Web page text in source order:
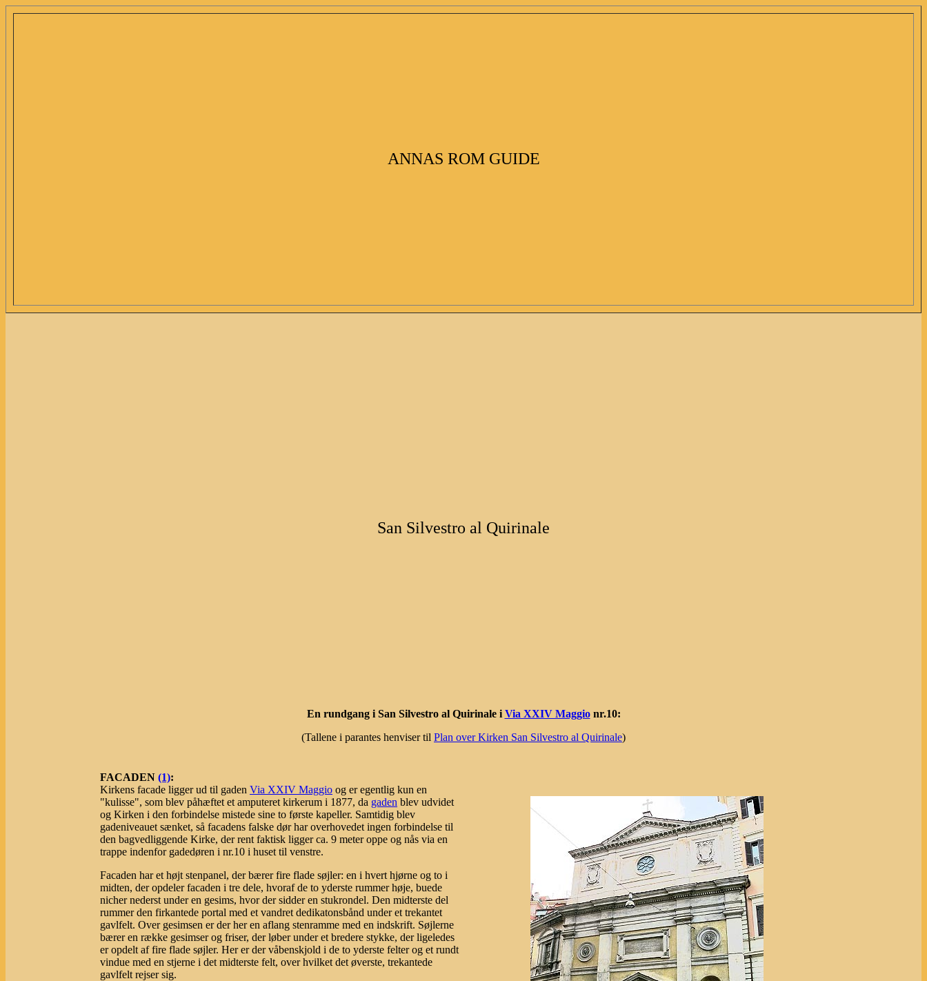
ANNAS ROM GUIDE
San Silvestro al Quirinale
En rundgang i San Silvestro al Quirinale i Via XXIV Maggionr.10:
(Tallene i parantes henviser til Plan over Kirken San Silvestro al Quirinale)
FACADEN (1):
Kirkens facade ligger ud til gaden Via XXIV Maggio og er egentlig kun en
"kulisse", som blev påhæftet et amputeret kirkerum i 1877, da gaden blev udvidet
og Kirken i den forbindelse mistede sine to første kapeller. Samtidig blev
gadeniveauet sænket, så facadens falske dør har overhovedet ingen forbindelse til
den bagvedliggende Kirke, der rent faktisk ligger ca. 9 meter oppe og nås via en
trappe indenfor gadedøren i nr.10 i huset til venstre.
Facaden har et højt stenpanel, der bærer fire flade søjler: en i hvert hjørne og to i
midten, der opdeler facaden i tre dele, hvoraf de to yderste rummer høje, buede
nicher nederst under en gesims, hvor der sidder en stukrondel. Den midterste del
rummer den firkantede portal med et vandret dedikatonsbånd under et trekantet
gavlfelt. Over gesimsen er der her en aflang stenramme med en indskrift. Søjlerne
bærer en række gesimser og friser, der løber under et bredere stykke, der ligeledes
er opdelt af fire flade søjler. Her er der våbenskjold i de to yderste felter og et rundt
vindue med en stjerne i det midterste felt, over hvilket det øverste, trekantede
gavlfelt rejser sig.